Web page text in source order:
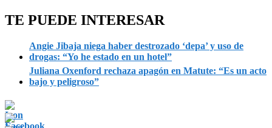
TE PUEDE INTERESAR
Angie Jibaja niega haber destrozado ‘depa’ y uso de
drogas: “Yo he estado en un hotel”
Juliana Oxenford rechaza apagón en Matute: “Es un acto
bajo y peligroso”